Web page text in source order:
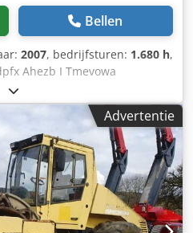
Bellen
2007, bedrijfsturen: 1.680 h,
Ahezb I Tmevowa
x 180 cm
Advertentie